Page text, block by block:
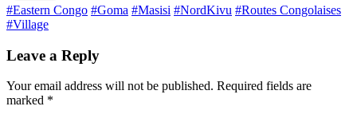
#Eastern Congo #Goma #Masisi #NordKivu #Routes Congolaises
#Village
Leave a Reply
Your email address will not be published. Required fields are
marked *